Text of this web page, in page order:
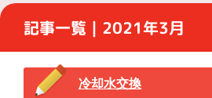
記事一覧｜2021年3月
冷却水交換